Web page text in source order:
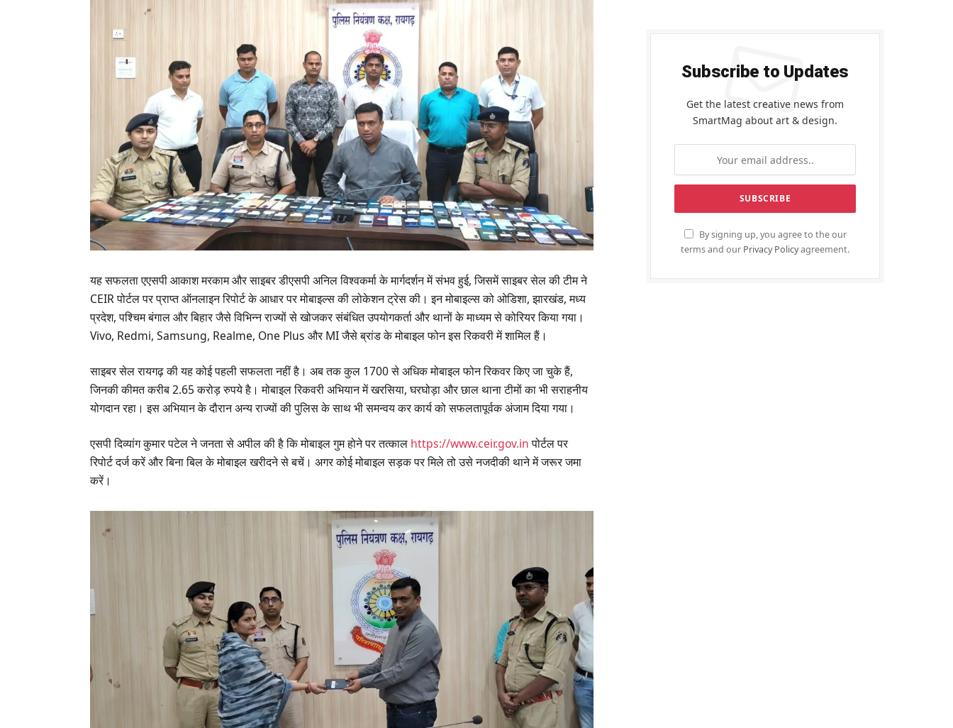
यह सफलता एएसपी आकाश मरकाम और साइबर डीएसपी अनिल विश्वकर्मा के मार्गदर्शन में संभव हुई, जिसमें साइबर सेल की टीम ने
CEIR पोर्टल पर प्राप्त ऑनलाइन रिपोर्ट के आधार पर मोबाइल्स की लोकेशन ट्रेस की। इन मोबाइल्स को ओडिशा, झारखंड, मध्य
प्रदेश, पश्चिम बंगाल और बिहार जैसे विभिन्न राज्यों से खोजकर संबंधित उपयोगकर्ता और थानों के माध्यम से कोरियर किया गया।
Vivo, Redmi, Samsung, Realme, One Plus और MI जैसे ब्रांड के मोबाइल फोन इस रिकवरी में शामिल हैं।
साइबर सेल रायगढ़ की यह कोई पहली सफलता नहीं है। अब तक कुल 1700 से अधिक मोबाइल फोन रिकवर किए जा चुके हैं,
जिनकी कीमत करीब 2.65 करोड़ रुपये है। मोबाइल रिकवरी अभियान में खरसिया, घरघोड़ा और छाल थाना टीमों का भी सराहनीय
योगदान रहा। इस अभियान के दौरान अन्य राज्यों की पुलिस के साथ भी समन्वय कर कार्य को सफलतापूर्वक अंजाम दिया गया।
एसपी दिव्यांग कुमार पटेल ने जनता से अपील की है कि मोबाइल गुम होने पर तत्काल https://www.ceir.gov.inपोर्टल पर
रिपोर्ट दर्ज करें और बिना बिल के मोबाइल खरीदने से बचें। अगर कोई मोबाइल सड़क पर मिले तो उसे नजदीकी थाने में जरूर जमा
करें।
Subscribe to Updates
Get the latest creative news from
SmartMag about art & design.
By signing up, you agree to the our
terms and our Privacy Policyagreement.